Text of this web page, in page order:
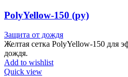
PolyYellow-150 (ру)
Защита от дождя
Желтая сетка PolyYellow-150 для
дождя.
Add to wishlist
Quick view